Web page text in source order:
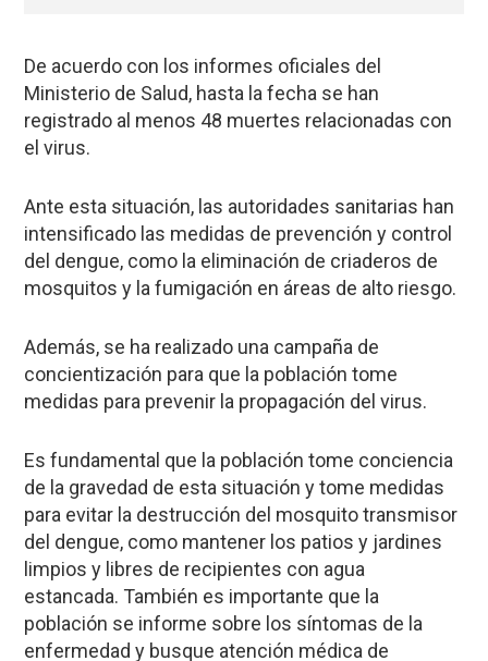
De acuerdo con los informes oficiales del
Ministerio de Salud, hasta la fecha se han
registrado al menos 48 muertes relacionadas con
el virus.
Ante esta situación, las autoridades sanitarias han
intensificado las medidas de prevención y control
del dengue, como la eliminación de criaderos de
mosquitos y la fumigación en áreas de alto riesgo.
Además, se ha realizado una campaña de
concientización para que la población tome
medidas para prevenir la propagación del virus.
Es fundamental que la población tome conciencia
de la gravedad de esta situación y tome medidas
para evitar la destrucción del mosquito transmisor
del dengue, como mantener los patios y jardines
limpios y libres de recipientes con agua
estancada. También es importante que la
población se informe sobre los síntomas de la
enfermedad y busque atención médica de